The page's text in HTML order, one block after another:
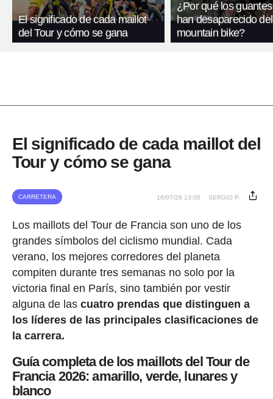
El significado de cada maillot
del Tour y cómo se gana
¿Por qué los
han desaparecido del
mountain bike?
El significado de cada maillot del
Tour y cómo se gana
CARRETERA 16/07/26 13:00 SERGIO P.
Los maillots del Tour de Francia son uno de los
grandes símbolos del ciclismo mundial. Cada
verano, los mejores corredores del planeta
compiten durante tres semanas no solo por la
victoria final en París, sino también por vestir
alguna de las cuatro prendas que distinguen a
los líderes de las principales clasificaciones de
la carrera.
Guía completa de los maillots del Tour de
Francia 2026: amarillo, verde, lunares y
blanco